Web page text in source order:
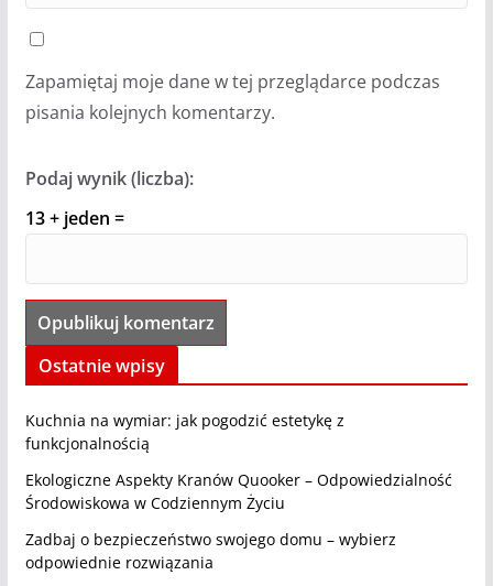
Zapamiętaj moje dane w tej przeglądarce podczas
pisania kolejnych komentarzy.
Podaj wynik (liczba):
13 + jeden =
Ostatnie wpisy
Kuchnia na wymiar: jak pogodzić estetykę z
funkcjonalnością
Ekologiczne Aspekty Kranów Quooker – Odpowiedzialność
Środowiskowa w Codziennym Życiu
Zadbaj o bezpieczeństwo swojego domu – wybierz
odpowiednie rozwiązania